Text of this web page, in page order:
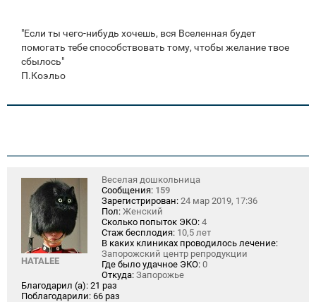
"Если ты чего-нибудь хочешь, вся Вселенная будет
помогать тебе способствовать тому, чтобы желание твое
сбылось"
П.Коэльо
HATALEE
Веселая дошкольница
Сообщения: 159
Зарегистрирован: 24 мар 2019, 17:36
Пол: Женский
Сколько попыток ЭКО: 4
Стаж бесплодия: 10,5 лет
В каких клиниках проводилось лечение:
Запорожский центр репродукции
Где было удачное ЭКО: 0
Откуда: Запорожье
Благодарил (а): 21 раз
Поблагодарили: 66 раз